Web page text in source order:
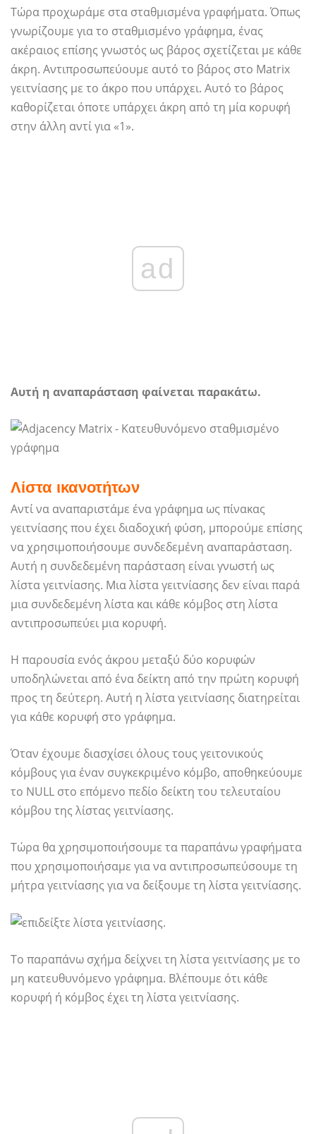
Τώρα προχωράμε στα σταθμισμένα γραφήματα. Όπως
γνωρίζουμε για το σταθμισμένο γράφημα, ένας
ακέραιος επίσης γνωστός ως βάρος σχετίζεται με κάθε
άκρη. Αντιπροσωπεύουμε αυτό το βάρος στο Matrix
γειτνίασης με το άκρο που υπάρχει. Αυτό το βάρος
καθορίζεται όποτε υπάρχει άκρη από τη μία κορυφή
στην άλλη αντί για «1».
ad
Αυτή η αναπαράσταση φαίνεται παρακάτω.
Λίστα ικανοτήτων
Αντί να αναπαριστάμε ένα γράφημα ως πίνακας
γειτνίασης που έχει διαδοχική φύση, μπορούμε επίσης
να χρησιμοποιήσουμε συνδεδεμένη αναπαράσταση.
Αυτή η συνδεδεμένη παράσταση είναι γνωστή ως
λίστα γειτνίασης. Μια λίστα γειτνίασης δεν είναι παρά
μια συνδεδεμένη λίστα και κάθε κόμβος στη λίστα
αντιπροσωπεύει μια κορυφή.
Η παρουσία ενός άκρου μεταξύ δύο κορυφών
υποδηλώνεται από ένα δείκτη από την πρώτη κορυφή
προς τη δεύτερη. Αυτή η λίστα γειτνίασης διατηρείται
για κάθε κορυφή στο γράφημα.
Όταν έχουμε διασχίσει όλους τους γειτονικούς
κόμβους για έναν συγκεκριμένο κόμβο, αποθηκεύουμε
το NULL στο επόμενο πεδίο δείκτη του τελευταίου
κόμβου της λίστας γειτνίασης.
Τώρα θα χρησιμοποιήσουμε τα παραπάνω γραφήματα
που χρησιμοποιήσαμε για να αντιπροσωπεύσουμε τη
μήτρα γειτνίασης για να δείξουμε τη λίστα γειτνίασης.
Το παραπάνω σχήμα δείχνει τη λίστα γειτνίασης με το
μη κατευθυνόμενο γράφημα. Βλέπουμε ότι κάθε
κορυφή ή κόμβος έχει τη λίστα γειτνίασης.